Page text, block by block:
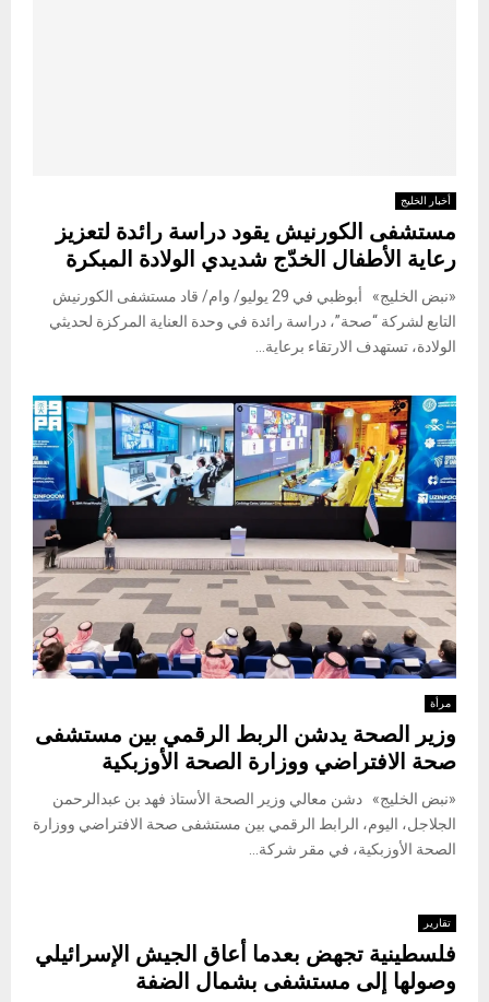
أخبار الخليج
مستشفى الكورنيش يقود دراسة رائدة لتعزيز
رعاية الأطفال الخدّج شديدي الولادة المبكرة
«نبض الخليج» أبوظبي في 29 يوليو/ وام/ قاد مستشفى الكورنيش
التابع لشركة “صحة”، دراسة رائدة في وحدة العناية المركزة لحديثي
الولادة، تستهدف الارتقاء برعاية...
مرأة
وزير الصحة يدشن الربط الرقمي بين مستشفى
صحة الافتراضي ووزارة الصحة الأوزبكية
«نبض الخليج» دشن معالي وزير الصحة الأستاذ فهد بن عبدالرحمن
الجلاجل، اليوم، الرابط الرقمي بين مستشفى صحة الافتراضي ووزارة
الصحة الأوزبكية، في مقر شركة...
تقارير
فلسطينية تجهض بعدما أعاق الجيش الإسرائيلي
وصولها إلى مستشفى بشمال الضفة